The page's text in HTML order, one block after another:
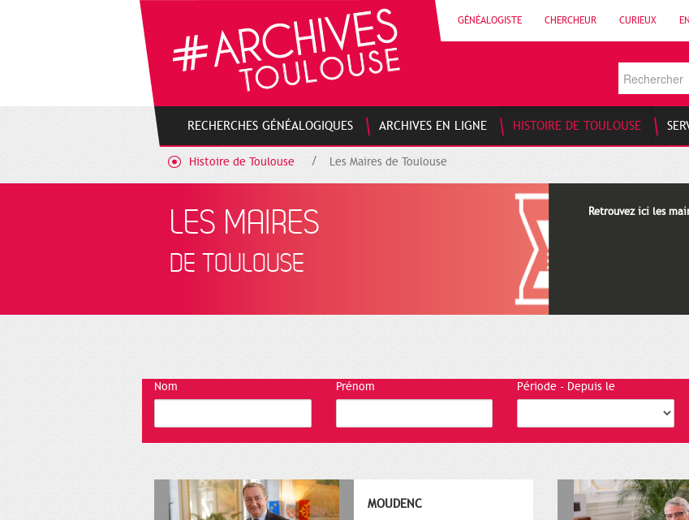
GÉNÉALOGISTE CHERCHEUR CURIEUX
RECHERCHES GÉNÉALOGIQUES ARCHIVES EN LIGNE HISTOIRE DE TOULOUSE
Histoire de Toulouse Les Maires de Toulouse
LES MAIRES
DE TOULOUSE
Retrouvez ici les
Nom Prénom Période - Depuis le
MOUDENC
Cookies management panel